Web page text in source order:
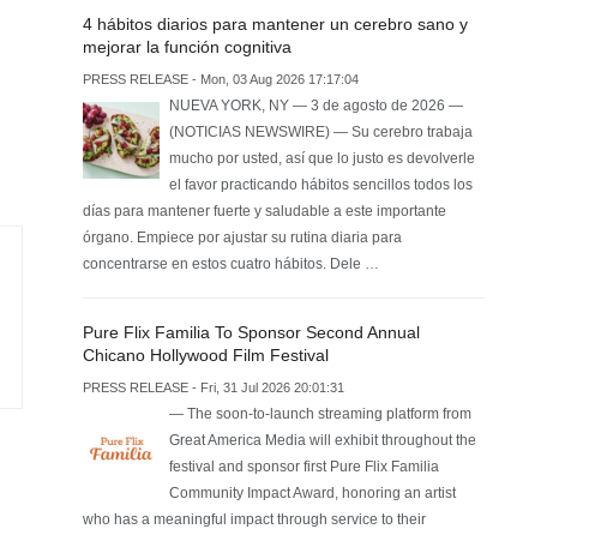
4 hábitos diarios para mantener un cerebro sano y
mejorar la función cognitiva
PRESS RELEASE - Mon, 03 Aug 2026 17:17:04
NUEVA YORK, NY — 3 de agosto de 2026 —
(NOTICIAS NEWSWIRE) — Su cerebro trabaja
mucho por usted, así que lo justo es devolverle
el favor practicando hábitos sencillos todos los
días para mantener fuerte y saludable a este importante
órgano. Empiece por ajustar su rutina diaria para
concentrarse en estos cuatro hábitos. Dele …
Pure Flix Familia To Sponsor Second Annual
Chicano Hollywood Film Festival
PRESS RELEASE - Fri, 31 Jul 2026 20:01:31
— The soon-to-launch streaming platform from
Great America Media will exhibit throughout the
festival and sponsor first Pure Flix Familia
Community Impact Award, honoring an artist
who has a meaningful impact through service to their